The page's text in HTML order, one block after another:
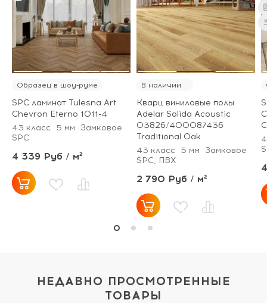
Образец в шоу-руме
SPC ламинат Tulesna Art
Chevron Eterno 1011-4
43 класс
5 мм
Замковое
SPC
4 339 Руб / м²
В наличии
Кварц виниловые полы
Adelar Solida Acoustic
03826/400087436
Traditional Oak
43 класс
5 мм
Замковое
SPC, ПВХ
2 790 Руб / м²
НЕДАВНО ПРОСМОТРЕННЫЕ
ТОВАРЫ